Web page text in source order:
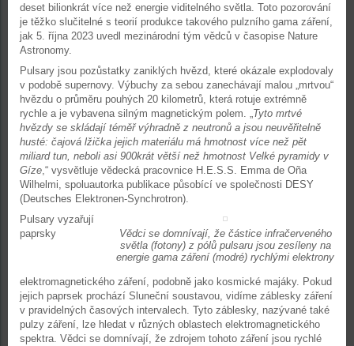
deset bilionkrát více než energie viditelného světla. Toto pozorování
je těžko slučitelné s teorií produkce takového pulzního gama záření,
jak 5. října 2023 uvedl mezinárodní tým vědců v časopise Nature
Astronomy.
Pulsary jsou pozůstatky zaniklých hvězd, které okázale explodovaly
v podobě supernovy. Výbuchy za sebou zanechávají malou „mrtvou“
hvězdu o průměru pouhých 20 kilometrů, která rotuje extrémně
rychle a je vybavena silným magnetickým polem. „Tyto mrtvé
hvězdy se skládají téměř výhradně z neutronů a jsou neuvěřitelně
husté: čajová lžička jejich materiálu má hmotnost více než pět
miliard tun, neboli asi 900krát větší než hmotnost Velké pyramidy v
Gíze,“ vysvětluje vědecká pracovnice H.E.S.S. Emma de Oña
Wilhelmi, spoluautorka publikace působící ve společnosti DESY
(Deutsches Elektronen-Synchrotron).
Vědci se domnívají, že částice infračerveného
světla (fotony) z pólů pulsaru jsou zesíleny na
energie gama záření (modré) rychlými elektrony
Pulsary vyzařují
paprsky
elektromagnetického záření, podobně jako kosmické majáky. Pokud
jejich paprsek prochází Sluneční soustavou, vidíme záblesky záření
v pravidelných časových intervalech. Tyto záblesky, nazývané také
pulzy záření, lze hledat v různých oblastech elektromagnetického
spektra. Vědci se domnívají, že zdrojem tohoto záření jsou rychlé